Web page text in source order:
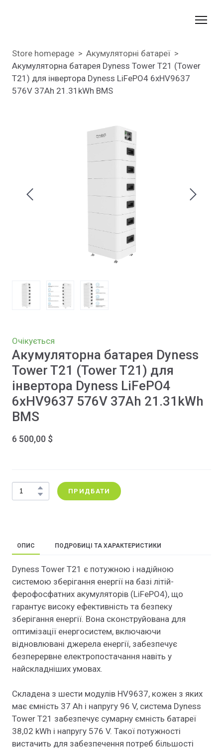
Store homepage
Акумуляторні батареї
Акумуляторна батарея Dyness Tower T21 (Tower
T21) для інвертора Dyness LiFePO4 6xHV9637
576V 37Ah 21.31kWh BMS
Очікується
Акумуляторна батарея Dyness
Tower T21 (Tower T21) для
інвертора Dyness LiFePO4
6xHV9637 576V 37Ah 21.31kWh
BMS
6 500,00 $
ПРИДБАТИ
ОПИС ПОДРОБИЦІ ТА ХАРАКТЕРИСТИКИ
Dyness Tower T21 є потужною і надійною
системою зберігання енергії на базі літій-
ферофосфатних акумуляторів (LiFePO4), що
гарантує високу ефективність та безпеку
зберігання енергії. Вона сконструйована для
оптимізації енергосистем, включаючи
відновлювані джерела енергії, забезпечує
безперервне електропостачання навіть у
найскладніших умовах.
Складена з шести модулів HV9637, кожен з яких
має ємність 37 Ah і напругу 96 V, система Dyness
Tower T21 забезпечує сумарну ємність батареї
38,02 kWh і напругу 576 V. Такої потужності
вистачить для забезпечення потреб більшості